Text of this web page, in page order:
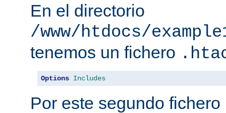
En el directorio
/www/htdocs/
tenemos un fichero
Options Includes
Por este segundo fichero